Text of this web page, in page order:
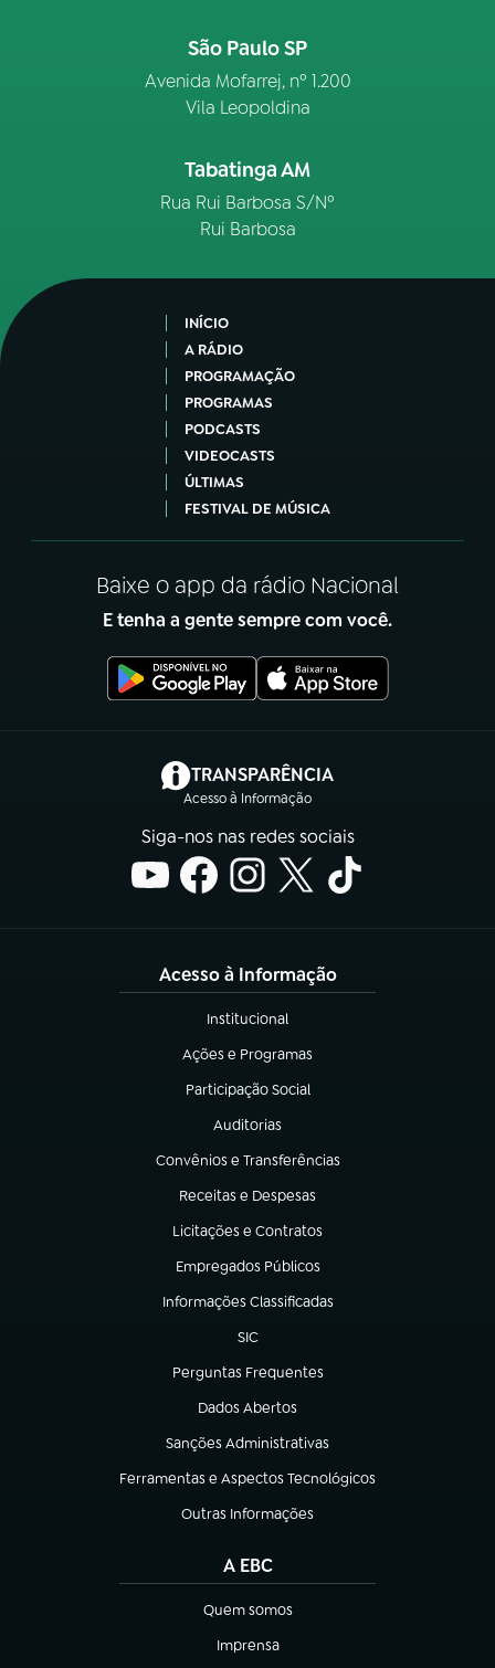
São Paulo SP
Avenida Mofarrej, nº 1.200
Vila Leopoldina
Tabatinga AM
Rua Rui Barbosa S/Nº
Rui Barbosa
INÍCIO
A RÁDIO
PROGRAMAÇÃO
PROGRAMAS
PODCASTS
VIDEOCASTS
ÚLTIMAS
FESTIVAL DE MÚSICA
Baixe o app da rádio Nacional
E tenha a gente sempre com você.
TRANSPARÊNCIA
Acesso à Informação
(abre em nova aba)
Siga-nos nas redes sociais
Acesso à Informação
Institucional
(abre em nova aba)
Ações e Programas
(abre em nova aba)
Participação Social
(abre em nova aba)
Auditorias
(abre em nova aba)
Convênios e Transferências
(abre em nova aba)
Receitas e Despesas
(abre em nova aba)
Licitações e Contratos
(abre em nova aba)
Empregados Públicos
(abre em nova aba)
Informações Classificadas
(abre em nova aba)
SIC
(abre em nova aba)
Perguntas Frequentes
(abre em nova aba)
Dados Abertos
(abre em nova aba)
Sanções Administrativas
(abre em nova aba)
Ferramentas e Aspectos Tecnológicos
(abre em nova aba)
Outras Informações
(abre em nova aba)
A EBC
Quem somos
(abre em nova aba)
Imprensa
(abre em nova aba)